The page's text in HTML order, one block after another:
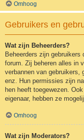
Omhoog
Gebruikers en
Wat zijn Beheerders?
Beheerders zijn
forum. Zij beheren alles in
verbannen van gebruikers,
enz. Hun permissies zijn
hen heeft toegewezen.
eigenaar, hebben ze
Omhoog
Wat zijn Moderators?